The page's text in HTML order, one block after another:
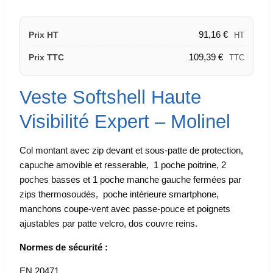
Prix HT 91,16 € HT
Prix TTC 109,39 € TTC
Veste Softshell Haute
Visibilité Expert – Molinel
Col montant avec zip devant et sous-patte de protection,
capuche amovible et resserable, 1 poche poitrine, 2
poches basses et 1 poche manche gauche fermées par
zips thermosoudés, poche intérieure smartphone,
manchons coupe-vent avec passe-pouce et poignets
ajustables par patte velcro, dos couvre reins.
Normes de sécurité :
EN 20471